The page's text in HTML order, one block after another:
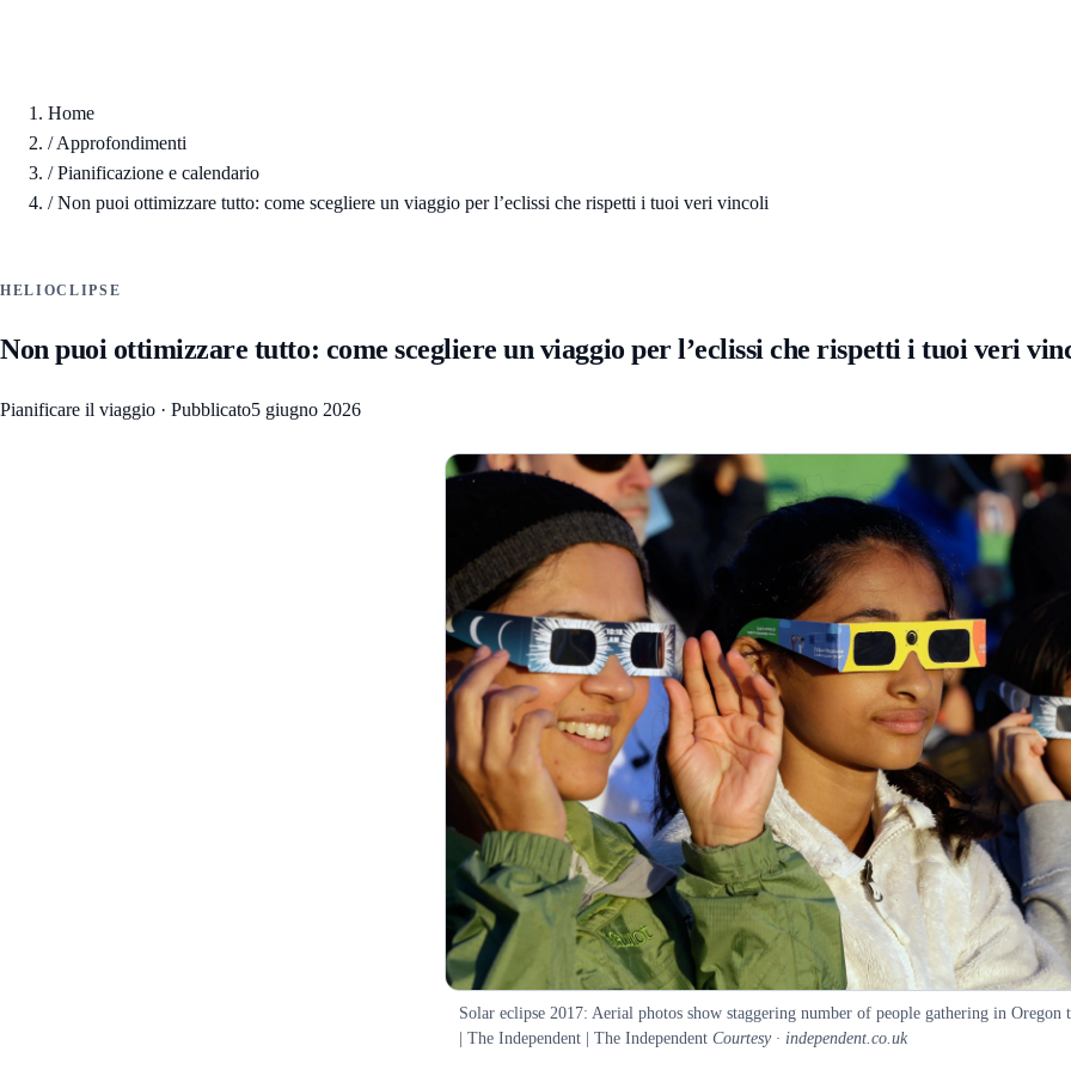
Home
/Approfondimenti
/Pianificazione e calendario
/Non puoi ottimizzare tutto: come scegliere un viaggio per l’eclissi che rispetti i tuoi veri vincoli
HELIOCLIPSE
Non puoi ottimizzare tutto: come scegliere un viaggio per l’eclissi che rispetti i tuoi veri
Pianificare il viaggio · Pubblicato5 giugno 2026
Solar eclipse 2017: Aerial photos show staggering number of people gathering in Oregon
| The Independent | The Independent Courtesy · independent.co.uk